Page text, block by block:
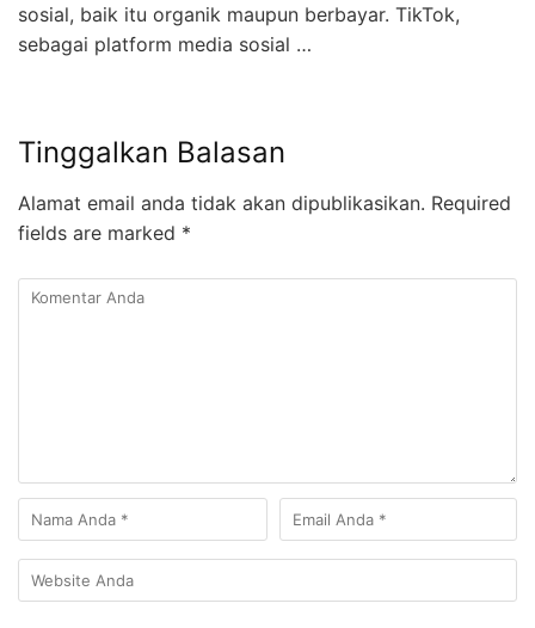
sosial, baik itu organik maupun berbayar. TikTok,
sebagai platform media sosial …
Tinggalkan Balasan
Alamat email anda tidak akan dipublikasikan. Required
fields are marked *